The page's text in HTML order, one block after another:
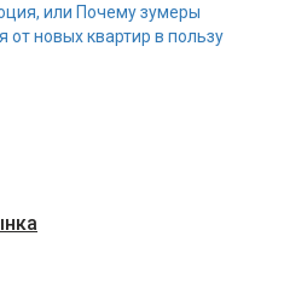
или Почему зумеры
от новых квартир в пользу